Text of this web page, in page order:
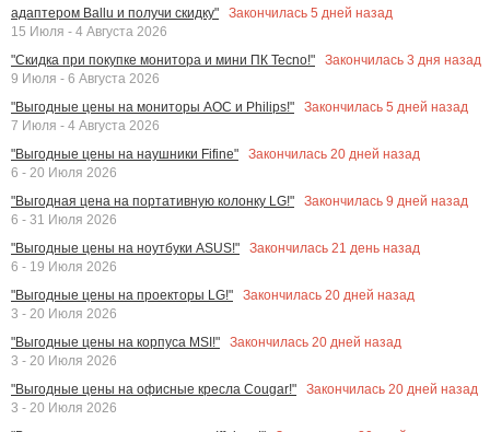
адаптером Ballu и получи скидку"
Закончилась 5 дней назад
15 Июля - 4 Августа 2026
"Скидка при покупке монитора и мини ПК Tecno!"
Закончилась 3 дня назад
9 Июля - 6 Августа 2026
"Выгодные цены на мониторы AOC и Philips!"
Закончилась 5 дней назад
7 Июля - 4 Августа 2026
"Выгодные цены на наушники Fifine"
Закончилась 20 дней назад
6 - 20 Июля 2026
"Выгодная цена на портативную колонку LG!"
Закончилась 9 дней назад
6 - 31 Июля 2026
"Выгодные цены на ноутбуки ASUS!"
Закончилась 21 день назад
6 - 19 Июля 2026
"Выгодные цены на проекторы LG!"
Закончилась 20 дней назад
3 - 20 Июля 2026
"Выгодные цены на корпуса MSI!"
Закончилась 20 дней назад
3 - 20 Июля 2026
"Выгодные цены на офисные кресла Cougar!"
Закончилась 20 дней назад
3 - 20 Июля 2026